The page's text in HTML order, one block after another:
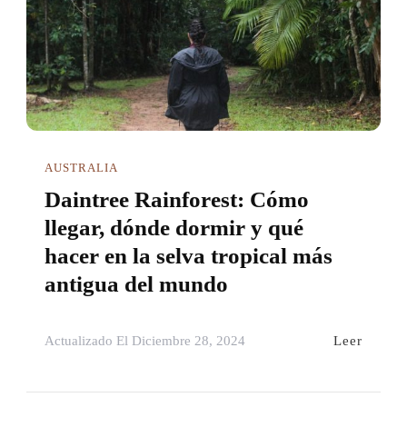
AUSTRALIA
Daintree Rainforest: Cómo
llegar, dónde dormir y qué
hacer en la selva tropical más
antigua del mundo
Actualizado El Diciembre 28, 2024 Leer